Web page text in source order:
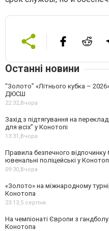
Останні новини
“Золото” «Літнього кубка –
ДЮСШ
22:32,Вчора
Захід з підтягування на
для всіх” у Конотопі
13:31,Вчора
Правила безпечного відпочинку
ювенальні поліцейські у
09:30,Вчора
«Золото» на міжнародному
Конотопа
23:13,5 серпня
На чемпіонаті Європи з
Конотопа